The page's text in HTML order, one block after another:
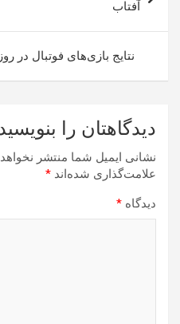
آفتاب
نتایج بازی‌های فوتبال در روز یکشنبه ۲۸
دیدگاهتان را
نشانی ایمیل شما منتشر
علامت‌گذاری شده‌اند *
دیدگاه *